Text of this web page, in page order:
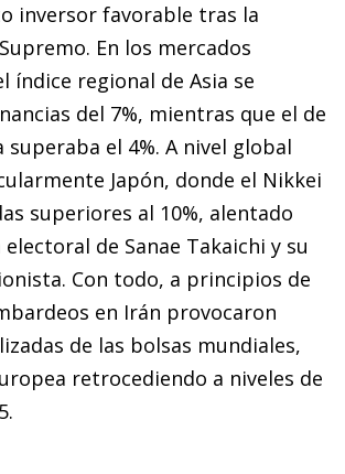
inversor favorable tras la
En los mercados
índice regional de Asia se
del 7%, mientras que el de
superaba el 4%. A nivel global
Japón, donde el Nikkei
superiores al 10%, alentado
de Sanae Takaichi y su
Con todo, a principios de
en Irán provocaron
de las bolsas mundiales,
retrocediendo a niveles de